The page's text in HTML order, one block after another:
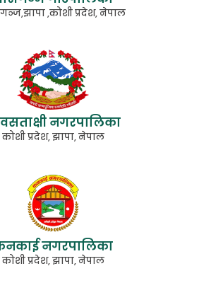
,कोशी प्रदेश, नेपाल
नगरपालिका
कोशी प्रदेश, झापा, नेपाल
नगरपालिका
कोशी प्रदेश, झापा, नेपाल